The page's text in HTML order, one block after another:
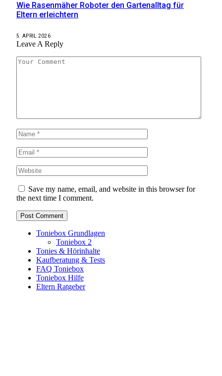
Wie Rasenmäher Roboter den Gartenalltag für
Eltern erleichtern
5. APRIL 2026
Leave A Reply
Save my name, email, and website in this browser for
the next time I comment.
Toniebox Grundlagen
Toniebox 2
Tonies & Hörinhalte
Kaufberatung & Tests
FAQ Toniebox
Toniebox Hilfe
Eltern Ratgeber